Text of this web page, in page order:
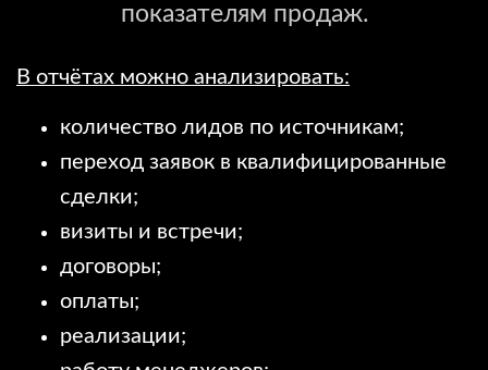
показателям продаж.
В отчётах можно анализировать:
количество лидов по источникам;
переход заявок в квалифицированные
сделки;
визиты и встречи;
договоры;
оплаты;
реализации;